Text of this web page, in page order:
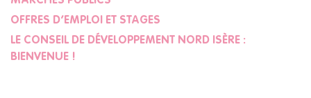
OFFRES D’EMPLOI ET STAGES
LE CONSEIL DE DÉVELOPPEMENT NORD ISÈRE :
BIENVENUE !